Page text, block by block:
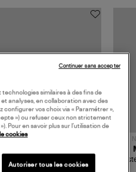
NOUVELLE COLLECTION
Mousse
similaires à des fins de
analyses, en collaboration avec des
configurer vos choix via « Paramétrer »,
») ou refuser ceux non strictement
Pour en savoir plus sur l’utilisation de
cookies
Autoriser tous les cookies
Continuer sans accepter